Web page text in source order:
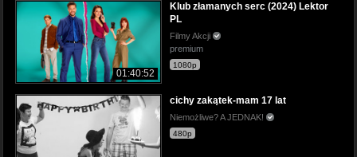
01:40:52
Klub złamanych serc (2024) Lektor
PL
Filmy Akcji
premium
1080p
cichy zakątek-mam 17 lat
Niemożliwe? A JEDNAK!
480p